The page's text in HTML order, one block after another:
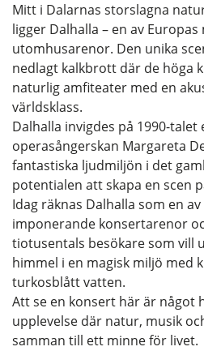
Mitt i Dalarnas storslagna
ligger Dalhalla – en av
utomhusarenor. Den unika
nedlagt kalkbrott där de höga
naturlig amfiteater med en
världsklass.
Dalhalla invigdes på 1990-talet
operasångerskan Margareta
fantastiska ljudmiljön i det
potentialen att skapa en scen
Idag räknas Dalhalla som en
imponerande konsertarenor
tiotusentals besökare som vill
himmel i en magisk miljö med
turkosblått vatten.
Att se en konsert här är något
upplevelse där natur, musik
samman till ett minne för livet.